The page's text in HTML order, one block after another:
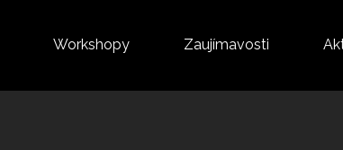
Workshopy Zaujímavosti